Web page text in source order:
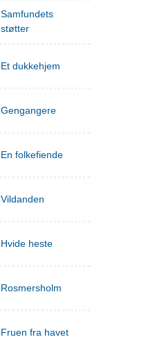
Samfundets
støtter
Et dukkehjem
Gengangere
En folkefiende
Vildanden
Hvide heste
Rosmersholm
Fruen fra havet